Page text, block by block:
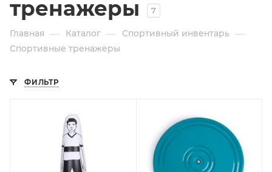
тренажеры
7
Главная — Каталог — Спортивный инвентарь —
Спортивные тренажеры
ФИЛЬТР